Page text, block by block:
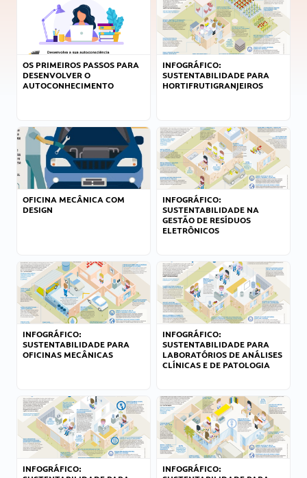
OS PRIMEIROS PASSOS PARA
DESENVOLVER O
AUTOCONHECIMENTO
INFOGRÁFICO:
SUSTENTABILIDADE PARA
HORTIFRUTIGRANJEIROS
OFICINA MECÂNICA COM
DESIGN
INFOGRÁFICO:
SUSTENTABILIDADE NA
GESTÃO DE RESÍDUOS
ELETRÔNICOS
INFOGRÁFICO:
SUSTENTABILIDADE PARA
OFICINAS MECÂNICAS
INFOGRÁFICO:
SUSTENTABILIDADE PARA
LABORATÓRIOS DE ANÁLISES
CLÍNICAS E DE PATOLOGIA
INFOGRÁFICO:
INFOGRÁFICO: